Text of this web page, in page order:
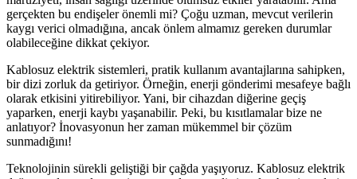
gerçekten bu endişeler önemli mi? Çoğu uzman, mevcut verilerin
kaygı verici olmadığına, ancak önlem almamız gereken durumlar
olabileceğine dikkat çekiyor.
Kablosuz elektrik sistemleri, pratik kullanım avantajlarına sahipken,
bir dizi zorluk da getiriyor. Örneğin, enerji gönderimi mesafeye bağlı
olarak etkisini yitirebiliyor. Yani, bir cihazdan diğerine geçiş
yaparken, enerji kaybı yaşanabilir. Peki, bu kısıtlamalar bize ne
anlatıyor? İnovasyonun her zaman mükemmel bir çözüm
sunmadığını!
Teknolojinin sürekli geliştiği bir çağda yaşıyoruz. Kablosuz elektrik